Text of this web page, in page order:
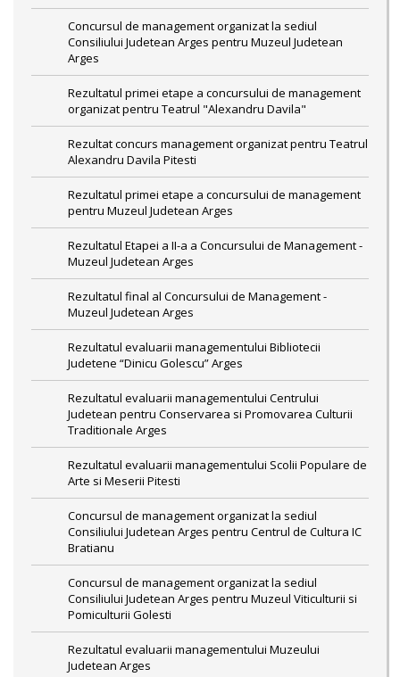
Concursul de management organizat la sediul
Consiliului Judetean Arges pentru Muzeul Judetean
Arges
Rezultatul primei etape a concursului de management
organizat pentru Teatrul "Alexandru Davila"
Rezultat concurs management organizat pentru Teatrul
Alexandru Davila Pitesti
Rezultatul primei etape a concursului de management
pentru Muzeul Judetean Arges
Rezultatul Etapei a II-a a Concursului de Management -
Muzeul Judetean Arges
Rezultatul final al Concursului de Management -
Muzeul Judetean Arges
Rezultatul evaluarii managementului Bibliotecii
Judetene “Dinicu Golescu” Arges
Rezultatul evaluarii managementului Centrului
Judetean pentru Conservarea si Promovarea Culturii
Traditionale Arges
Rezultatul evaluarii managementului Scolii Populare de
Arte si Meserii Pitesti
Concursul de management organizat la sediul
Consiliului Judetean Arges pentru Centrul de Cultura IC
Bratianu
Concursul de management organizat la sediul
Consiliului Judetean Arges pentru Muzeul Viticulturii si
Pomiculturii Golesti
Rezultatul evaluarii managementului Muzeului
Judetean Arges